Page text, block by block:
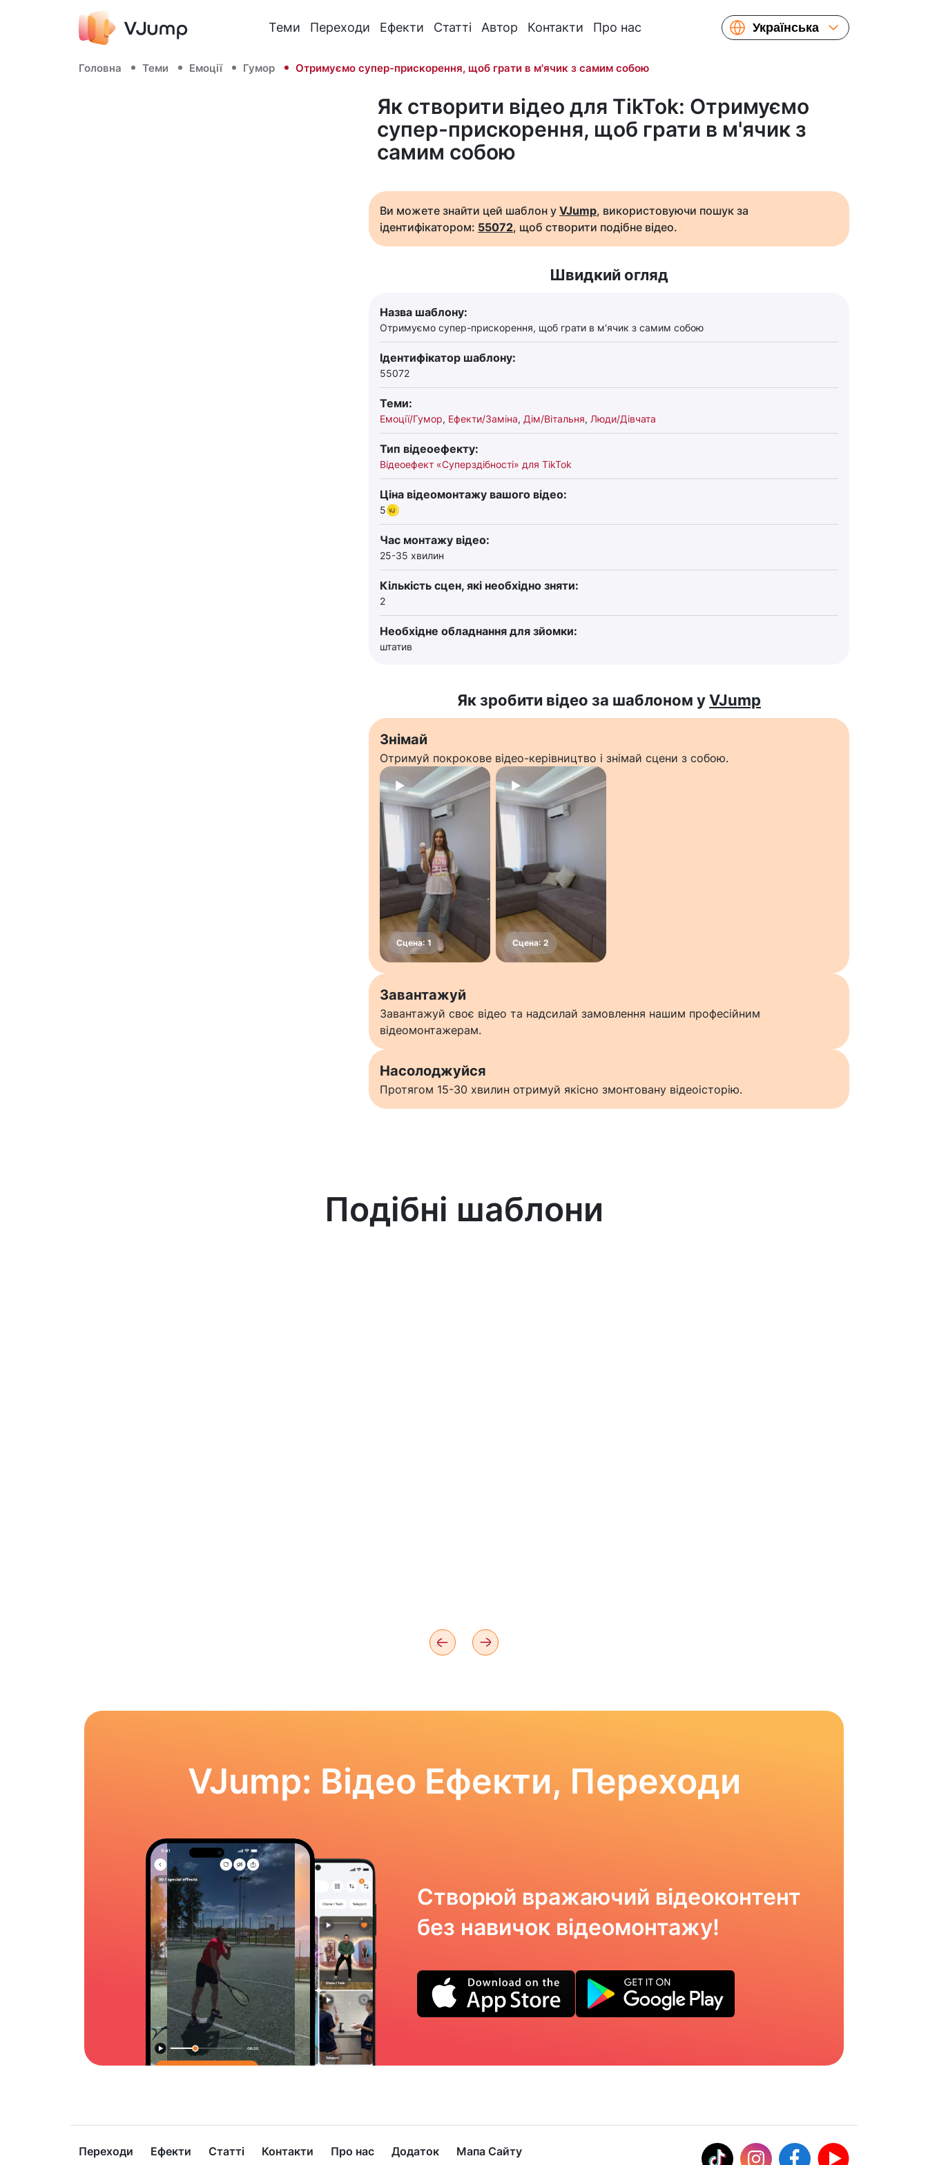
Теми Переходи Ефекти Статті Автор Контакти Про нас
Українська
Français
繁體中文
Головна Теми Емоції Гумор Отримуємо супер-прискорення, щоб грати в м'ячик з самим собою
Як створити відео для TikTok: Отримуємо
супер-прискорення, щоб грати в м'ячик з
самим собою
Ви можете знайти цей шаблон у VJump, використовуючи пошук за
ідентифікатором: 55072, щоб створити подібне відео.
Швидкий огляд
Назва шаблону:
Отримуємо супер-прискорення, щоб грати в м'ячик з самим собою
Ідентифікатор шаблону:
55072
Теми:
Емоції/Гумор, Ефекти/Заміна, Дім/Вітальня, Люди/Дівчата
Тип відеоефекту:
Відеоефект «Суперздібності» для TikTok
Ціна відеомонтажу вашого відео:
5
Час монтажу відео:
25-35 хвилин
Кількість сцен, які необхідно зняти:
2
Необхідне обладнання для зйомки:
штатив
Як зробити відео за шаблоном уVJump
Знімай
Отримуй покрокове відео-керівництво і знімай сцени з собою.
Завантажуй
Завантажуй своє відео та надсилай замовлення нашим професійним
відеомонтажерам.
Насолоджуйся
Протягом 15-30 хвилин отримуй якісно змонтовану відеоісторію.
Подібні шаблони
VJump: Відео Ефекти, Переходи
Створюй вражаючий відеоконтент
без навичок відеомонтажу!
Переходи Ефекти Статті Контакти Про нас Додаток Мапа Сайту